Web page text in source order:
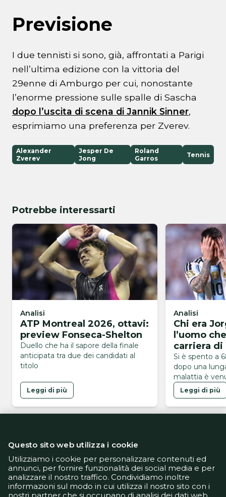
Previsione
I due tennisti si sono, già, affrontati a Parigi
nell’ultima edizione con la vittoria del
29enne di Amburgo per cui, nonostante
l’enorme pressione sulle spalle di Sascha
dopo l’uscita di scena di Jannik Sinner,
esprimiamo una preferenza per Zverev.
Alexander
Zverev
Jesper De
Jong
Roland
Garros
Tennis
Potrebbe interessarti
Analisi
ATP Montreal 2026, ottavi:
preview Fonseca-Shelton
Duello che ha il sapore della finale
anticipata tra due dei candidati al
titolo
Leggi di più
Analisi
Chi era
l’uomo
carriera di
Si è spento a
dopo una
malattia è
serata di ieri
Leggi di più
Informativa Privacy
Informativa Cookie
Questo sito web utilizza i cookie
Utilizziamo i cookie per personalizzare contenuti ed
annunci, per fornire funzionalità dei social media e per
analizzare il nostro traffico. Condividiamo inoltre
informazioni sul modo in cui utilizza il nostro sito con i